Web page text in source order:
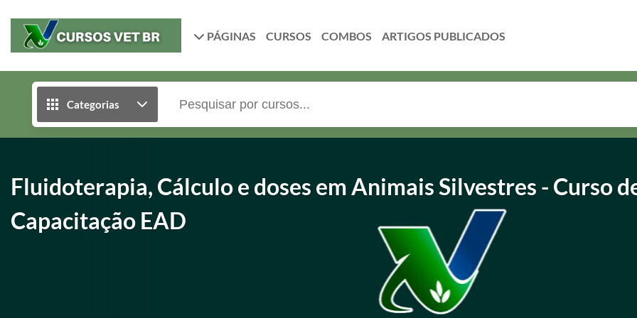
PÁGINAS CURSOS COMBOS
Categorias
Fluidoterapia, Cálculo e doses em Animais Silvestres - Curso
Capacitação EAD